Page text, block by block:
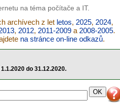
na téma počítače a IT.
archívech z let letos, 2025, 2024,
, 2012, 2011-2009a 2008-2005.
na stránce on-line odkazů.
do 31.12.2020.